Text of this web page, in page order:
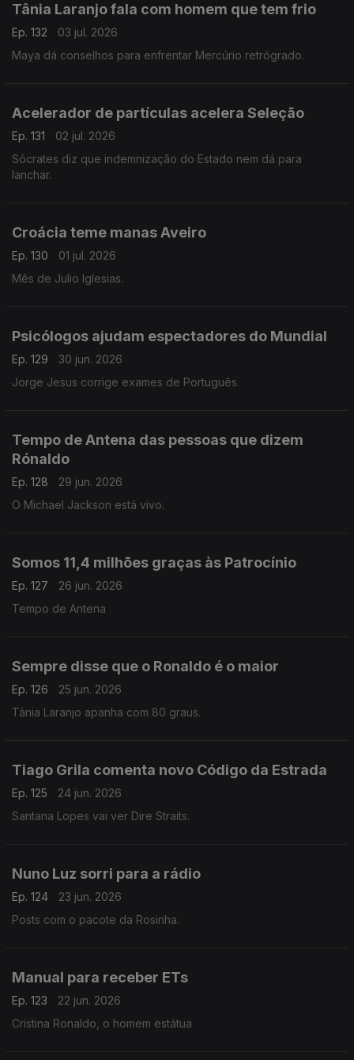
Tânia Laranjo fala com homem que tem frio
Ep. 132
03 jul. 2026
Maya dá conselhos para enfrentar Mercúrio retrógrado.
Acelerador de partículas acelera Seleção
Ep. 131
02 jul. 2026
Sócrates diz que indemnização do Estado nem dá para
lanchar.
Croácia teme manas Aveiro
Ep. 130
01 jul. 2026
Mês de Julio Iglesias.
Psicólogos ajudam espectadores do Mundial
Ep. 129
30 jun. 2026
Jorge Jesus corrige exames de Português.
Tempo de Antena das pessoas que dizem
Rónaldo
Ep. 128
29 jun. 2026
O Michael Jackson está vivo.
Somos 11,4 milhões graças às Patrocínio
Ep. 127
26 jun. 2026
Tempo de Antena
Sempre disse que o Ronaldo é o maior
Ep. 126
25 jun. 2026
Tânia Laranjo apanha com 80 graus.
Tiago Grila comenta novo Código da Estrada
Ep. 125
24 jun. 2026
Santana Lopes vai ver Dire Straits.
Nuno Luz sorri para a rádio
Ep. 124
23 jun. 2026
Posts com o pacote da Rosinha.
Manual para receber ETs
Ep. 123
22 jun. 2026
Cristina Ronaldo, o homem estátua